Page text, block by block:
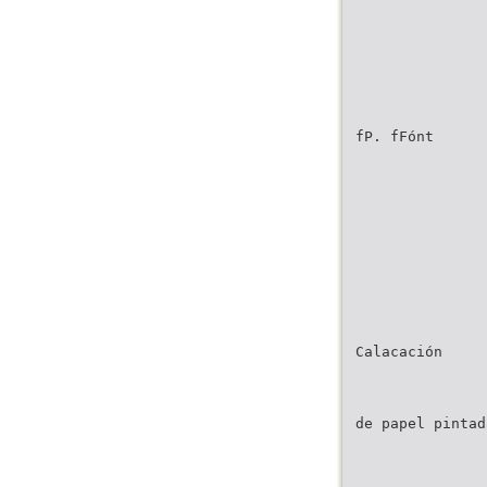
fP. fFónt
Calacación
de papel